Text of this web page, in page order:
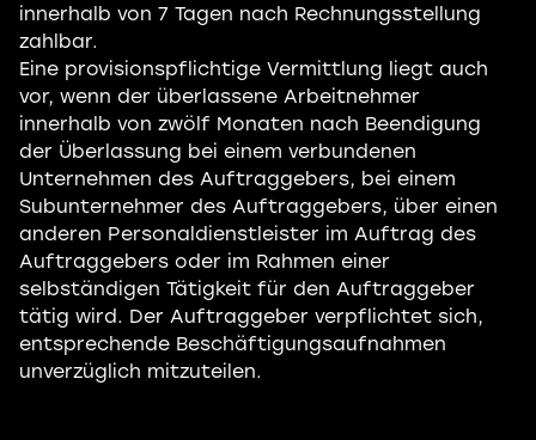
innerhalb von 7 Tagen nach Rechnungsstellung
zahlbar.
Eine provisionspflichtige Vermittlung liegt auch
vor, wenn der überlassene Arbeitnehmer
innerhalb von zwölf Monaten nach Beendigung
der Überlassung bei einem verbundenen
Unternehmen des Auftraggebers, bei einem
Subunternehmer des Auftraggebers, über einen
anderen Personaldienstleister im Auftrag des
Auftraggebers oder im Rahmen einer
selbständigen Tätigkeit für den Auftraggeber
tätig wird. Der Auftraggeber verpflichtet sich,
entsprechende Beschäftigungsaufnahmen
unverzüglich mitzuteilen.